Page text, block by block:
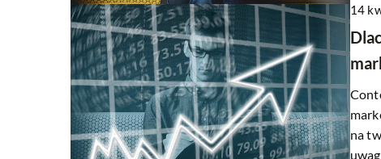
14
na